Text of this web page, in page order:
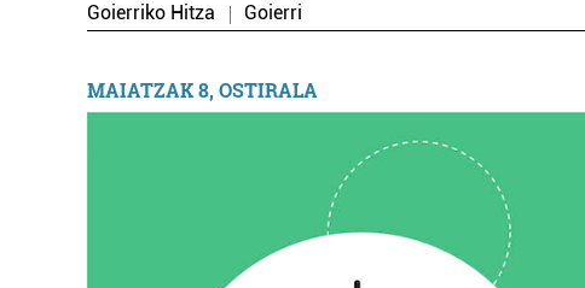
Goierriko Hitza Goierri
MAIATZAK 8, OSTIRALA